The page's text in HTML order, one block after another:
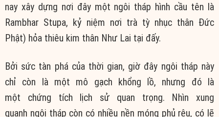
nay xây dựng nơi đây một ngôi tháp hình cầu tên là
Rambhar Stupa, kỷ niệm nơi trà tỳ nhục thân Đức
Phật) hỏa thiêu kim thân Như Lai tại đấy.
Bởi sức tàn phá của thời gian, giờ đây ngôi tháp này
chỉ còn là một mô gạch khổng lồ, nhưng đó là
một chứng tích lịch sử quan trọng. Nhìn xung
quanh ngôi tháp còn có nhiều nền móng phủ rêu, có lẽ